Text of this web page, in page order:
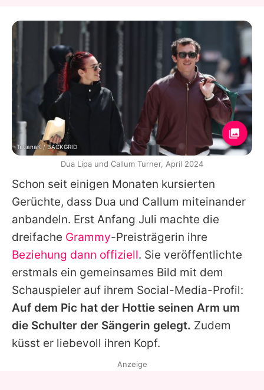
Schon seit einigen Monaten kursierten
Gerüchte, dass Dua und Callum miteinander
anbandeln. Erst Anfang Juli machte die
dreifache Grammy-Preisträgerin ihre
Beziehung dann offiziell. Sie veröffentlichte
erstmals ein gemeinsames Bild mit dem
Schauspieler auf ihrem Social-Media-Profil:
Auf dem Pic hat der Hottie seinen Arm um
die Schulter der Sängerin gelegt. Zudem
küsst er liebevoll ihren Kopf.
TatianaK / BACKGRID
Dua Lipa und Callum Turner, April 2024
Anzeige